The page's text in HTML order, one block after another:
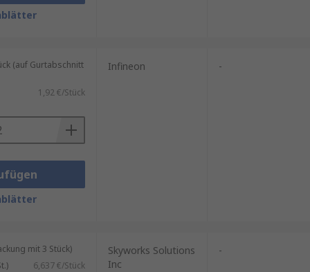
zur Unterstützung von
für Mikro-Scanning in
(auf Gurtabschnitt
1,92 €/Stück
Infineon -
mit 3 Stück)
6,637 €/Stück
Skyworks Solutions
Inc
-